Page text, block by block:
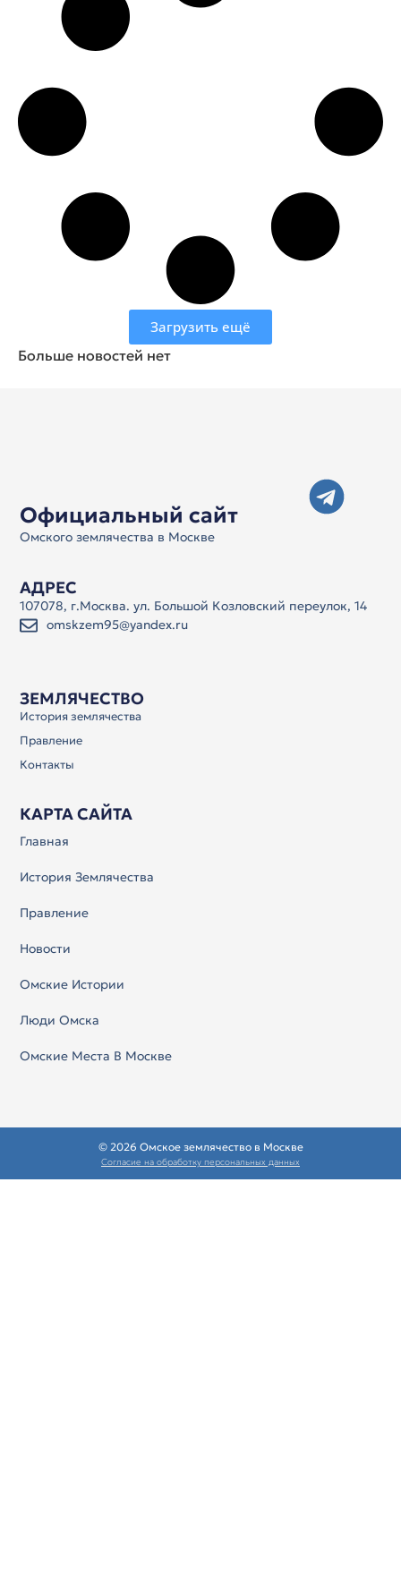
Загрузить ещё
Больше новостей нет
Официальный сайт
Омского землячества в Москве
ЗЕМЛЯЧЕСТВО
История землячества
Правление
Контакты
КАРТА САЙТА
Главная
История Землячества
Правление
Новости
Омские Истории
Люди Омска
Омские Места В Москве
АДРЕС
107078, г.Москва. ул. Большой Козловский переулок, 14
omskzem95@yandex.ru
© 2026 Омское землячество в Москве
Согласие на обработку персональных данных